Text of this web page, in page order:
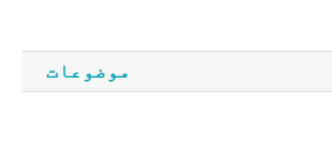
موضوعات